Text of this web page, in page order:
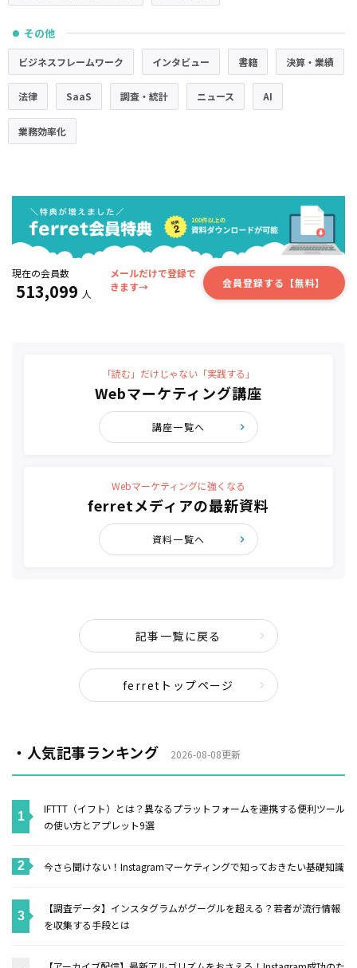
● その他
ビジネスフレームワーク インタビュー 書籍 決算・業績
法律 SaaS 調査・統計 ニュース AI
業務効率化
現在の会員数
513,099 人
メールだけで登録で
きます→
会員登録する【無料】
「読む」だけじゃない「実践する」
Webマーケティング講座
講座一覧へ
Webマーケティングに強くなる
ferretメディアの最新資料
資料一覧へ
記事一覧に戻る
ferretトップページ
・人気記事ランキング 2026-08-08更新
IFTTT（イフト）とは？異なるプラットフォームを連携する便利ツール
の使い方とアプレット9選
今さら聞けない！Instagramマーケティングで知っておきたい基礎知識
【調査データ】インスタグラムがグーグルを超える？若者が流行情報
を収集する手段とは